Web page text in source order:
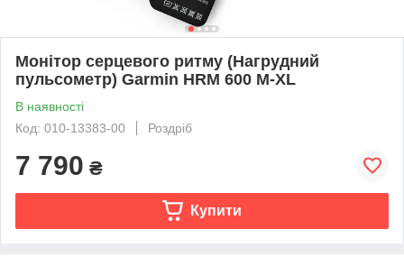
Монітор серцевого ритму (Нагрудний
пульсометр) Garmin HRM 600 M-XL
В наявності
Код: 010-13383-00
Роздріб
7 790 ₴
Купити